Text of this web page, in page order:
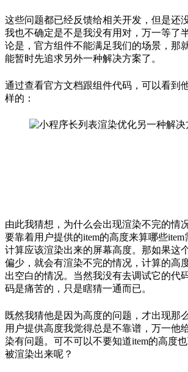
这些问题都已经反馈给相关开发，但是还
我也不确定是不是我没有用对，万一等了
论是，官方组件不能满足我们的场景，那
能暂时先追求另外一种解决方案了。
通过查看官方文档跟组件代码，可以看到
样的：
由此我猜想，为什么会出现渲染不完的情
要靠着用户提供的item的高度来算哪些
计算应该渲染出来的屏幕高度。那如果这
偏少，就会有渲染不完的情况，计算的高
出空白的情况。当然我没有去调试它的代
码是痛苦的，只是瞎猜一通而已。
既然我猜他是因为高度的问题，才出现那
用户提供高度我觉得总是不靠谱，万一他
染有问题。可不可以不要知道item的高度
被渲染出来呢？